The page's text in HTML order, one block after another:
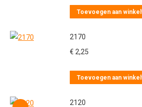
Toevoegen aan
2170
€ 2,25
Toevoegen aan
2120